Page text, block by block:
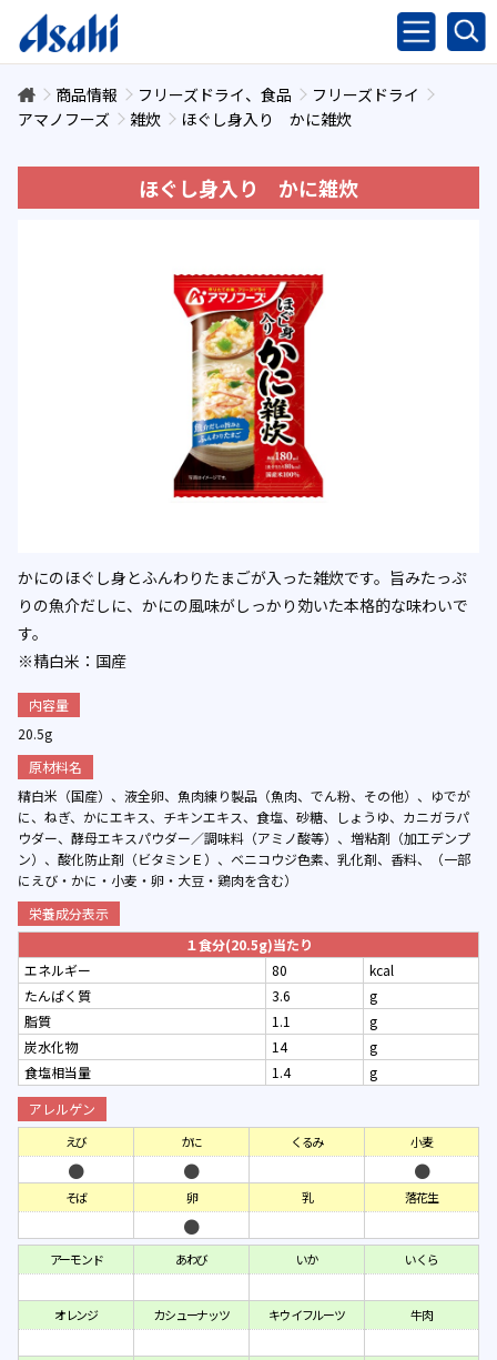
商品情報 フリーズドライ、食品
フリーズドライ
アマノフーズ
雑炊 ほぐし身入り かに雑炊
ほぐし身入り かに雑炊
かにのほぐし身とふんわりたまごが入った雑炊です。旨みたっぷ
りの魚介だしに、かにの風味がしっかり効いた本格的な味わいで
す。
※精白米：国産
内容量
20.5g
原材料名
精白米（国産）、液全卵、魚肉練り製品（魚肉、でん粉、その他）、ゆでが
に、ねぎ、かにエキス、チキンエキス、食塩、砂糖、しょうゆ、カニガラパ
ウダー、酵母エキスパウダー／調味料（アミノ酸等）、増粘剤（加工デンプ
ン）、酸化防止剤（ビタミンＥ）、ベニコウジ色素、乳化剤、香料、（一部
にえび・かに・小麦・卵・大豆・鶏肉を含む）
栄養成分表示
１食分(20.5g)当たり
エネルギー
80
kcal
たんぱく質
3.6
g
脂質
1.1
g
炭水化物
14
g
食塩相当量
1.4
g
アレルゲン
えび かに くるみ 小麦
そば 卵 乳 落花生
アーモンド あわび いか いくら
オレンジ カシューナッツ キウイフルーツ 牛肉